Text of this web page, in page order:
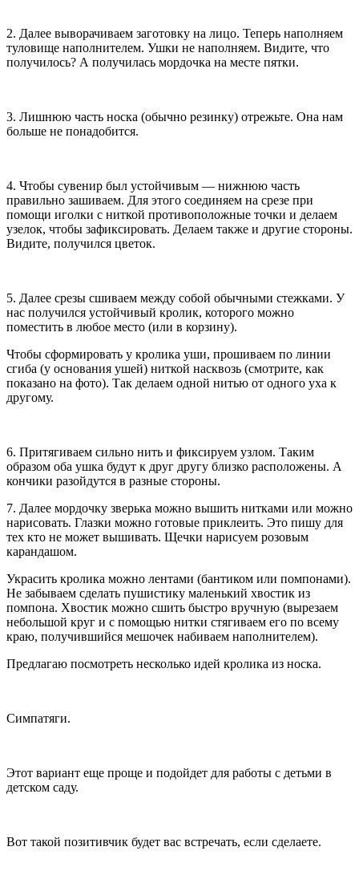
2. Далее выворачиваем заготовку на лицо. Теперь наполняем
туловище наполнителем. Ушки не наполняем. Видите, что
получилось? А получилась мордочка на месте пятки.
3. Лишнюю часть носка (обычно резинку) отрежьте. Она нам
больше не понадобится.
4. Чтобы сувенир был устойчивым — нижнюю часть
правильно зашиваем. Для этого соединяем на срезе при
помощи иголки с ниткой противоположные точки и делаем
узелок, чтобы зафиксировать. Делаем также и другие стороны.
Видите, получился цветок.
5. Далее срезы сшиваем между собой обычными стежками. У
нас получился устойчивый кролик, которого можно
поместить в любое место (или в корзину).
Чтобы сформировать у кролика уши, прошиваем по линии
сгиба (у основания ушей) ниткой насквозь (смотрите, как
показано на фото). Так делаем одной нитью от одного уха к
другому.
6. Притягиваем сильно нить и фиксируем узлом. Таким
образом оба ушка будут к друг другу близко расположены. А
кончики разойдутся в разные стороны.
7. Далее мордочку зверька можно вышить нитками или можно
нарисовать. Глазки можно готовые приклеить. Это пишу для
тех кто не может вышивать. Щечки нарисуем розовым
карандашом.
Украсить кролика можно лентами (бантиком или помпонами).
Не забываем сделать пушистику маленький хвостик из
помпона. Хвостик можно сшить быстро вручную (вырезаем
небольшой круг и с помощью нитки стягиваем его по всему
краю, получившийся мешочек набиваем наполнителем).
Предлагаю посмотреть несколько идей кролика из носка.
Симпатяги.
Этот вариант еще проще и подойдет для работы с детьми в
детском саду.
Вот такой позитивчик будет вас встречать, если сделаете.